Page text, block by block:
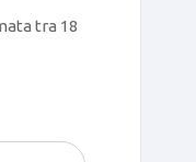
tra 18